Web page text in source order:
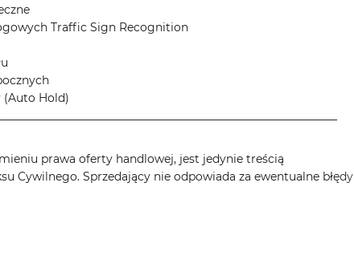
Traffic Sign Recognition
Hold)
prawa oferty handlowej, jest jedynie treścią
Cywilnego. Sprzedający nie odpowiada za ewentualne błędy